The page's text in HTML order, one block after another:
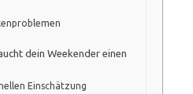
dein Weekender einen
Einschätzung